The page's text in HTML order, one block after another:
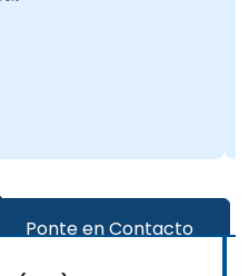
Ponte en Contacto